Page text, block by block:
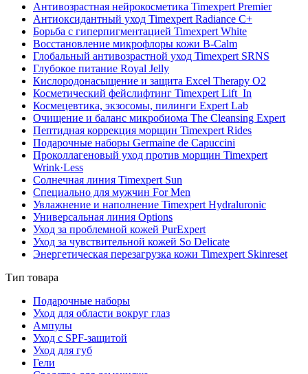
Антивозрастная нейрокосметика Timexpert Premier
Антиоксидантный уход Timexpert Radiance C+
Борьба с гиперпигментацией Timexpert White
Восстановление микрофлоры кожи B-Calm
Глобальный антивозрастной уход Timexpert SRNS
Глубокое питание Royal Jelly
Кислородонасыщение и защита Excel Therapy O2
Косметический фейслифтинг Timexpert Lift_In
Космецевтика, экзосомы, пилинги Expert Lab
Очищение и баланс микробиома The Cleansing Expert
Пептидная коррекция морщин Timexpert Rides
Подарочные наборы Germaine de Capuccini
Проколлагеновый уход против морщин Timexpert
Wrink·Less
Солнечная линия Timexpert Sun
Специально для мужчин For Men
Увлажнение и наполнение Timexpert Hydraluronic
Универсальная линия Options
Уход за проблемной кожей PurExpert
Уход за чувствительной кожей So Delicate
Энергетическая перезагрузка кожи Timexpert Skinreset
Тип товара
Подарочные наборы
Уход для области вокруг глаз
Ампулы
Уход с SPF-защитой
Уход для губ
Гели